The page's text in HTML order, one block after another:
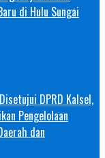
di Hulu Sungai
DPRD Kalsel,
Pengelolaan
dan